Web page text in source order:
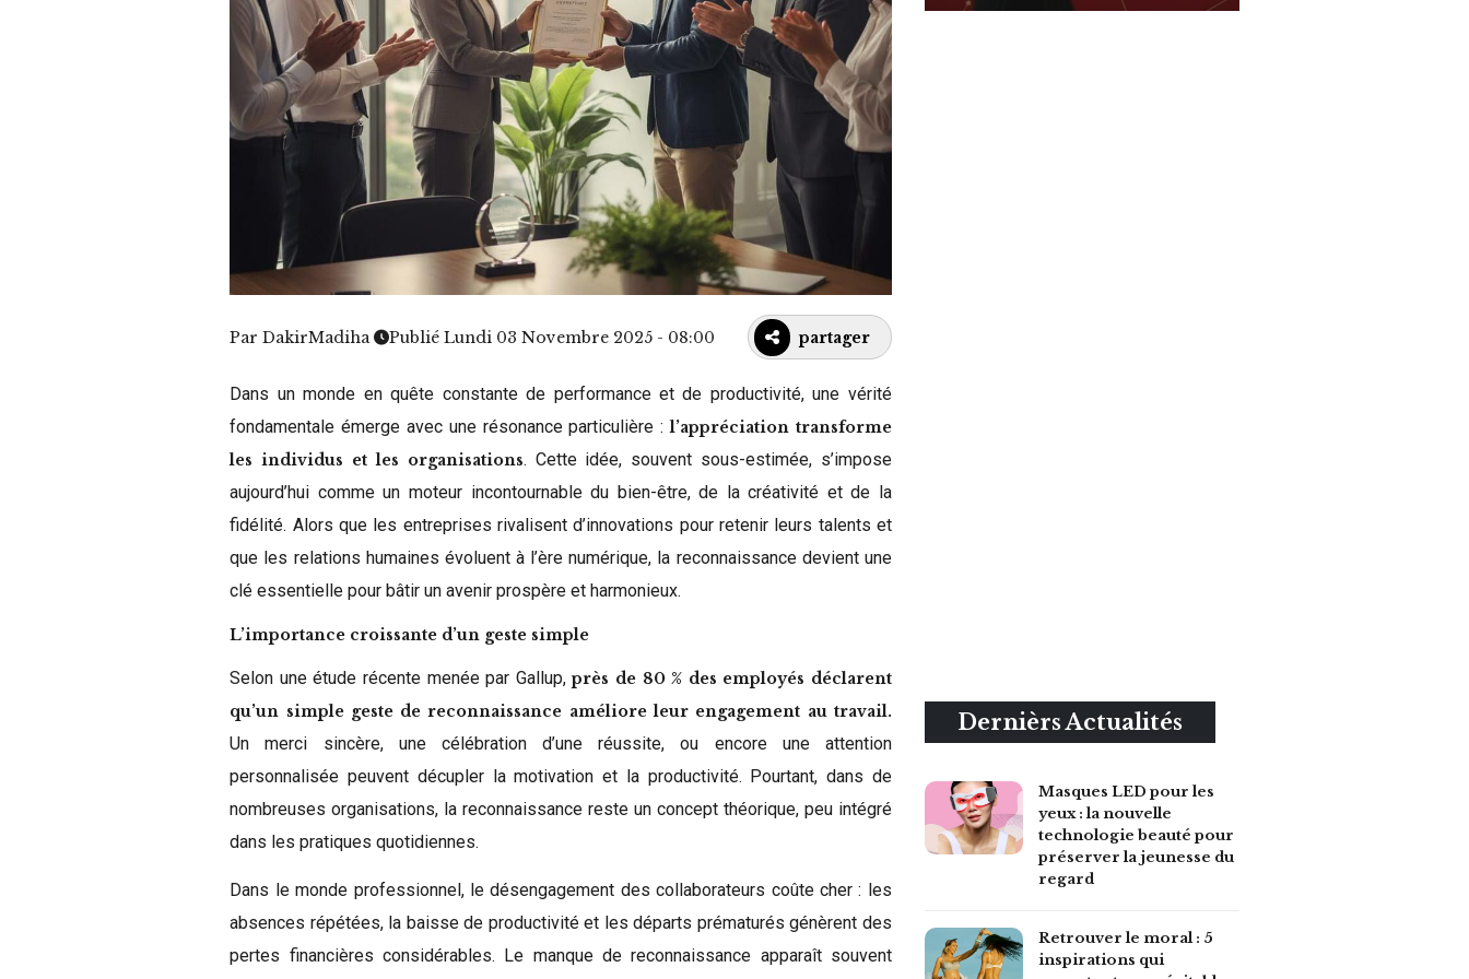
ParDakirMadiha Publié Lundi 03 Novembre 2025 - 08:00 partager
Dans un monde en quête constante de performance et de productivité, une vérité
fondamentale émerge avec une résonance particulière :l’appréciation transforme
les individus et les organisations. Cette idée, souvent sous-estimée, s’impose
aujourd’hui comme un moteur incontournable du bien-être, de la créativité et de la
fidélité. Alors que les entreprises rivalisent d’innovations pour retenir leurs talents et
que les relations humaines évoluent à l’ère numérique, la reconnaissance devient une
clé essentielle pour bâtir un avenir prospère et harmonieux.
L’importance croissante d’un geste simple
Selon une étude récente menée par Gallup,près de 80 % des employés déclarent
qu’un simple geste de reconnaissance améliore leur engagement au travail.
Un merci sincère, une célébration d’une réussite, ou encore une attention
personnalisée peuvent décupler la motivation et la productivité. Pourtant, dans de
nombreuses organisations, la reconnaissance reste un concept théorique, peu intégré
dans les pratiques quotidiennes.
Dans le monde professionnel, le désengagement des collaborateurs coûte cher : les
absences répétées, la baisse de productivité et les départs prématurés génèrent des
pertes financières considérables. Le manque de reconnaissance apparaît souvent
Dernièrs Actualités
Masques LED pour les
yeux : la nouvelle
technologie beauté pour
préserver la jeunesse du
regard
Retrouver le moral : 5
inspirations qui